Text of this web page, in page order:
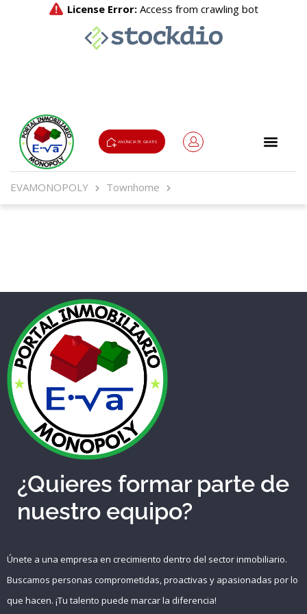
ANÚNCIATE GRATIS
¿Olvidaste tu contraseña?
Recuérdame
INICIAR SESIÓN
Registro
EVAMONOPOLY Townhome
¿Quieres formar parte de
nuestro equipo?
Únete a una empresa en crecimiento dentro del sector inmobiliario.
Buscamos personas comprometidas, proactivas y apasionadas por lo
que hacen. ¡Tu talento puede marcar la diferencia!